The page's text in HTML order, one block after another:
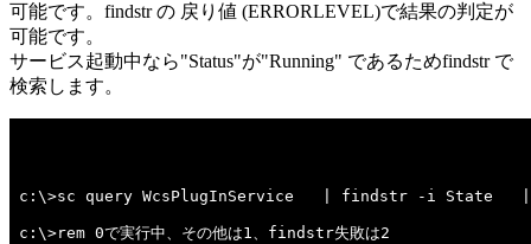
可能です。findstr の 戻り値 (ERRORLEVEL)で結果の判定が
可能です。
サービス起動中なら"Status"が"Running" であるためfindstr で
検索します。
c:\>sc query WcsPlugInService   | findstr -i State
c:\>rem 0で実行中、その他は1、findstr失敗は2